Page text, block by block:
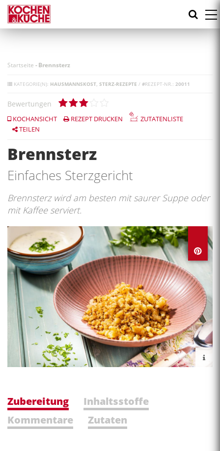
Direkt
zum
Inhalt
Startseite -Brennsterz
KATEGORIE(N): HAUSMANNSKOST STERZ-REZEPTE / #REZEPT-NR.: 20011
Bewertungen
KOCHANSICHT REZEPT DRUCKEN
ZUTATENLISTE
TEILEN
Brennsterz
Einfaches Sterzgericht
Brennsterz wird am besten mit saurer Suppe oder
mit Kaffee serviert.
Zubereitung
Inhaltsstoffe
Kommentare
Zutaten